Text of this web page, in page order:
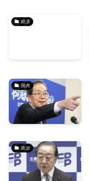
経済
国内
政治